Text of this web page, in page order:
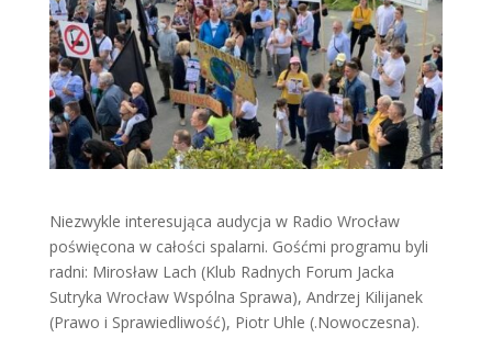
Niezwykle interesująca audycja w Radio Wrocław
poświęcona w całości spalarni. Gośćmi programu byli
radni: Mirosław Lach (Klub Radnych Forum Jacka
Sutryka Wrocław Wspólna Sprawa), Andrzej Kilijanek
(Prawo i Sprawiedliwość), Piotr Uhle (.Nowoczesna).